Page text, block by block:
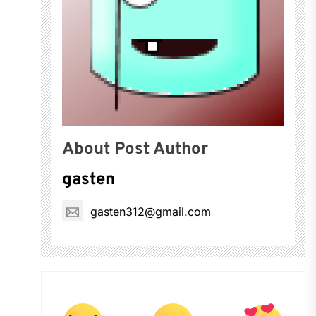
About Post Author
gasten
gasten312@gmail.com